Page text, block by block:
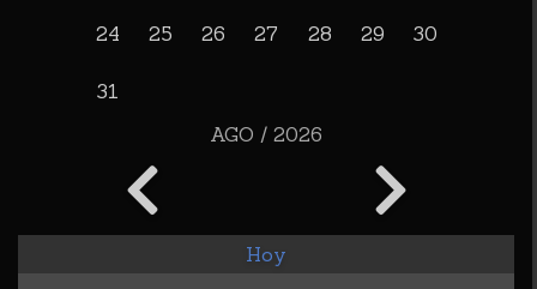
24 25 26 27 28 29 30
31
AGO / 2026
Hoy